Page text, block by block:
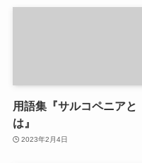
用語集『サルコペニアと
は』
2023年2月4日